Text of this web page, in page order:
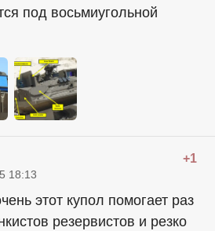
под восьмиугольной
+1
18:13
этот купол помогает раз
резервистов и резко